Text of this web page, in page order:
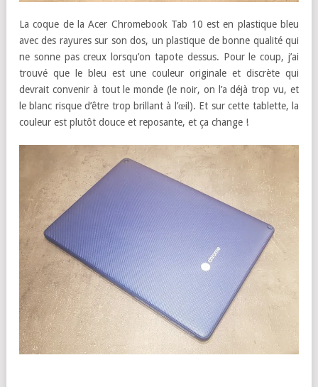
La coque de la Acer Chromebook Tab 10 est en plastique bleu
avec des rayures sur son dos, un plastique de bonne qualité qui
ne sonne pas creux lorsqu’on tapote dessus. Pour le coup, j’ai
trouvé que le bleu est une couleur originale et discrète qui
devrait convenir à tout le monde (le noir, on l’a déjà trop vu, et
le blanc risque d’être trop brillant à l’œil). Et sur cette tablette, la
couleur est plutôt douce et reposante, et ça change !